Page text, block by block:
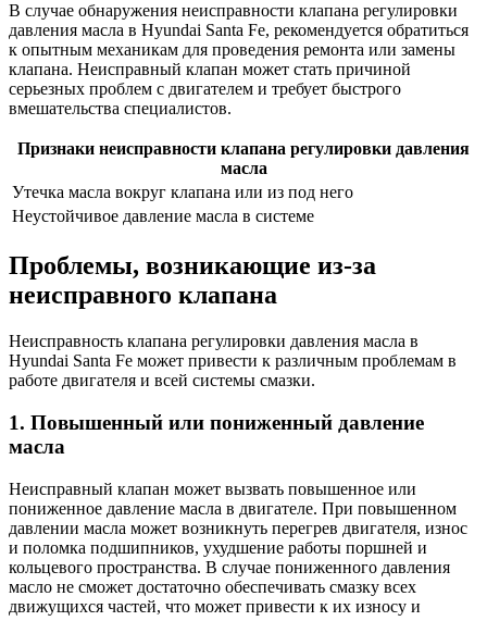
В случае обнаружения неисправности клапана регулировки
давления масла в Hyundai Santa Fe, рекомендуется обратиться
к опытным механикам для проведения ремонта или замены
клапана. Неисправный клапан может стать причиной
серьезных проблем с двигателем и требует быстрого
вмешательства специалистов.
Признаки неисправности клапана регулировки давления
масла
Утечка масла вокруг клапана или из под него
Неустойчивое давление масла в системе
Проблемы, возникающие из-за
неисправного клапана
Неисправность клапана регулировки давления масла в
Hyundai Santa Fe может привести к различным проблемам в
работе двигателя и всей системы смазки.
1. Повышенный или пониженный давление
масла
Неисправный клапан может вызвать повышенное или
пониженное давление масла в двигателе. При повышенном
давлении масла может возникнуть перегрев двигателя, износ
и поломка подшипников, ухудшение работы поршней и
кольцевого пространства. В случае пониженного давления
масло не сможет достаточно обеспечивать смазку всех
движущихся частей, что может привести к их износу и